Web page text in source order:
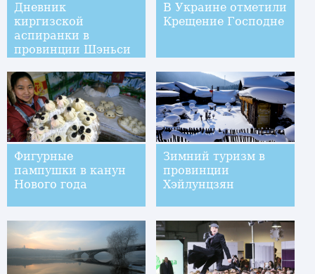
Дневник
киргизской
аспиранки в
провинции Шэньси
В Украине отметили
Крещение Господне
Фигурные
пампушки в канун
Нового года
Зимний туризм в
провинции
Хэйлунцзян